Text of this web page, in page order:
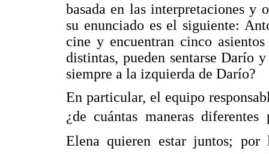
basada en las interpretaciones y
su enunciado es el siguiente:
cine y encuentran cinco
distintas, pueden sentarse Darío
siempre a la izquierda de Darío?
En particular, el equipo
¿de cuántas maneras diferentes
Elena quieren estar juntos;